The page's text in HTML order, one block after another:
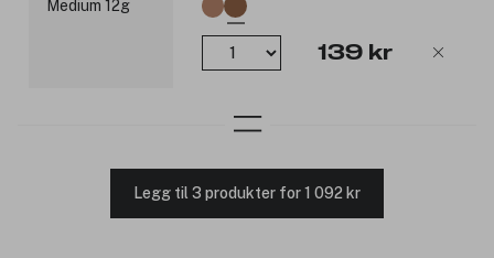
139 kr
Legg til 3 produkter for 1 092 kr